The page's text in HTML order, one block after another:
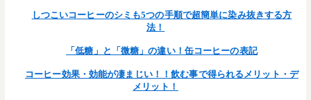
しつこいコーヒーのシミも5つの手順で超簡単に染み抜きする方
法！
「低糖」と「微糖」の違い！缶コーヒーの表記
コーヒー効果・効能が凄まじい！！飲む事で得られるメリット・デ
メリット！